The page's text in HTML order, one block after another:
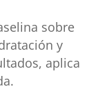
sobre
y
aplica